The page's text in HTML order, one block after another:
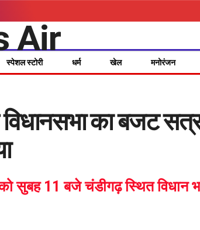
स्पेशल स्टोरी धर्म खेल मनोरंजन
का बजट
सुबह 11 बजे चंडीगढ़ स्थित विधान